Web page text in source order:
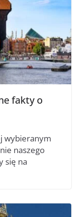
fakty o
wybieranym
naszego
się na